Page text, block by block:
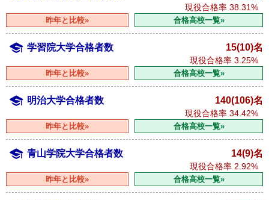
現役合格率 38.31%
昨年と比較» 合格高校一覧»
学習院大学合格者数 15(10)名
現役合格率 3.25%
昨年と比較» 合格高校一覧»
明治大学合格者数 140(106)名
現役合格率 34.42%
昨年と比較» 合格高校一覧»
青山学院大学合格者数 14(9)名
現役合格率 2.92%
昨年と比較» 合格高校一覧»